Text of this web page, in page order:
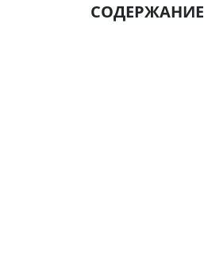
СОДЕРЖАНИЕ